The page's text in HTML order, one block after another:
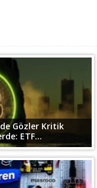
Gözler Kritik
ETF...